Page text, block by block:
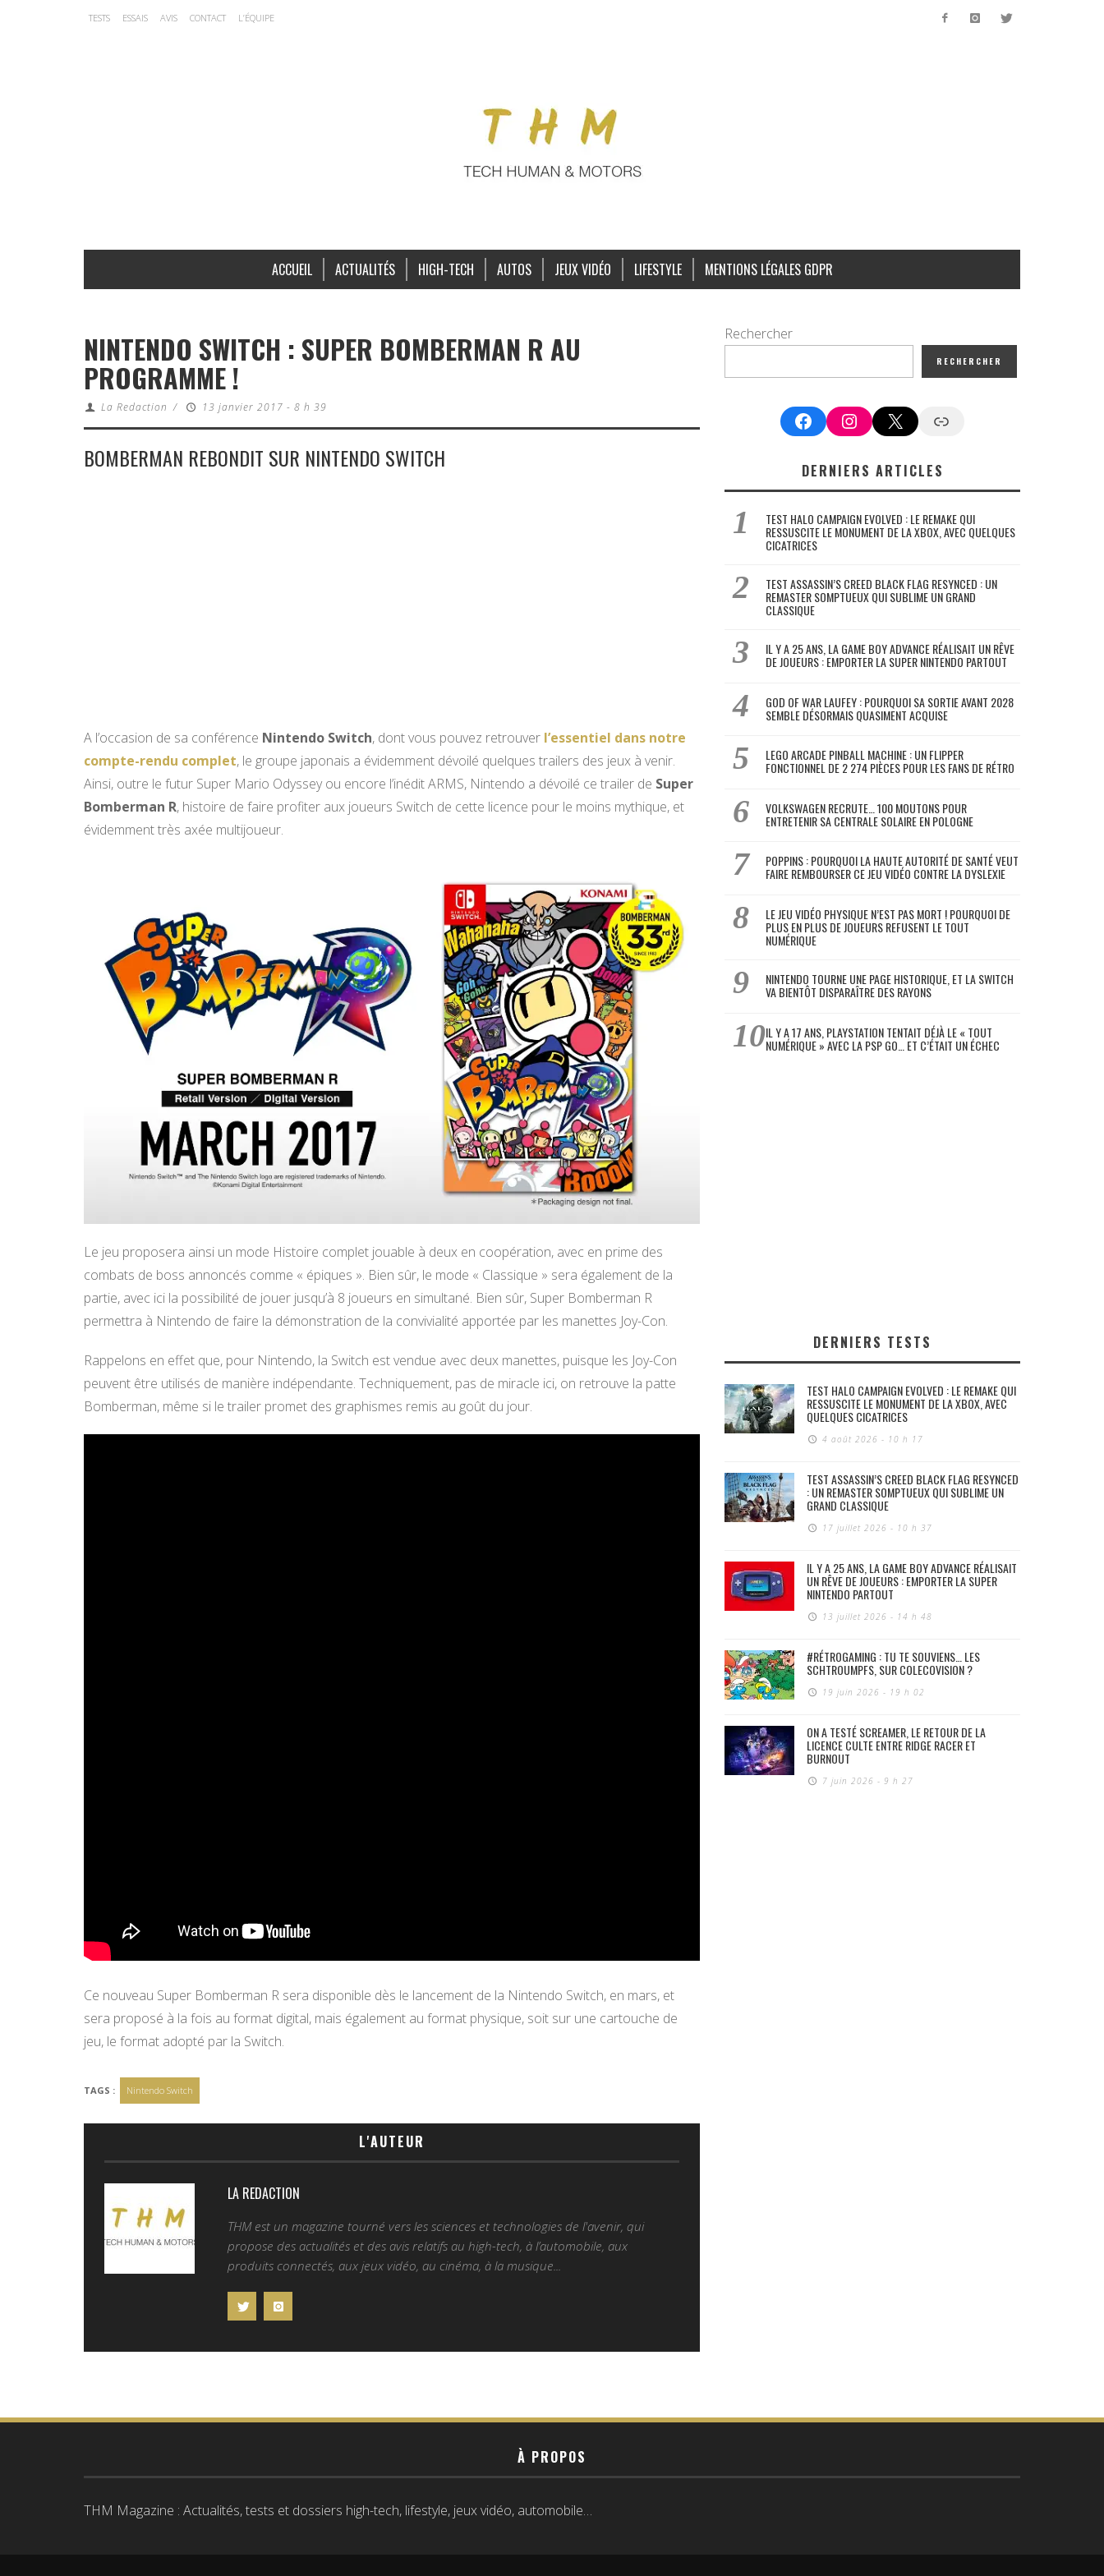
TESTS ESSAIS AVIS CONTACT L’ÉQUIPE
ACCUEIL ACTUALITÉS HIGH-TECH AUTOS JEUX VIDÉO LIFESTYLE MENTIONS LÉGALES GDPR
NINTENDO SWITCH : SUPER BOMBERMAN R AU
PROGRAMME !
La Redaction / 13 janvier 2017 - 8 h 39
BOMBERMAN REBONDIT SUR NINTENDO SWITCH
A l’occasion de sa conférence Nintendo Switch, dont vous pouvez retrouver l’essentiel dans notre
compte-rendu complet, le groupe japonais a évidemment dévoilé quelques trailers des jeux à venir.
Ainsi, outre le futur Super Mario Odyssey ou encore l’inédit ARMS, Nintendo a dévoilé ce trailer de Super
Bomberman R, histoire de faire profiter aux joueurs Switch de cette licence pour le moins mythique, et
évidemment très axée multijoueur.
Le jeu proposera ainsi un mode Histoire complet jouable à deux en coopération, avec en prime des
combats de boss annoncés comme « épiques ». Bien sûr, le mode « Classique » sera également de la
partie, avec ici la possibilité de jouer jusqu’à 8 joueurs en simultané. Bien sûr, Super Bomberman R
permettra à Nintendo de faire la démonstration de la convivialité apportée par les manettes Joy-Con.
Rappelons en effet que, pour Nintendo, la Switch est vendue avec deux manettes, puisque les Joy-Con
peuvent être utilisés de manière indépendante. Techniquement, pas de miracle ici, on retrouve la patte
Bomberman, même si le trailer promet des graphismes remis au goût du jour.
Ce nouveau Super Bomberman R sera disponible dès le lancement de la Nintendo Switch, en mars, et
sera proposé à la fois au format digital, mais également au format physique, soit sur une cartouche de
jeu, le format adopté par la Switch.
TAGS : Nintendo Switch
L'AUTEUR
LA REDACTION
THM est un magazine tourné vers les sciences et technologies de l'avenir, qui
propose des actualités et des avis relatifs au high-tech, à l’automobile, aux
produits connectés, aux jeux vidéo, au cinéma, à la musique...
Rechercher
RECHERCHER
FacebookInstagram
X Google News
DERNIERS ARTICLES
TEST HALO CAMPAIGN EVOLVED : LE REMAKE QUI
RESSUSCITE LE MONUMENT DE LA XBOX, AVEC QUELQUES
CICATRICES
TEST ASSASSIN’S CREED BLACK FLAG RESYNCED : UN
REMASTER SOMPTUEUX QUI SUBLIME UN GRAND
CLASSIQUE
IL Y A 25 ANS, LA GAME BOY ADVANCE RÉALISAIT UN RÊVE
DE JOUEURS : EMPORTER LA SUPER NINTENDO PARTOUT
GOD OF WAR LAUFEY : POURQUOI SA SORTIE AVANT 2028
SEMBLE DÉSORMAIS QUASIMENT ACQUISE
LEGO ARCADE PINBALL MACHINE : UN FLIPPER
FONCTIONNEL DE 2 274 PIÈCES POUR LES FANS DE RÉTRO
VOLKSWAGEN RECRUTE… 100 MOUTONS POUR
ENTRETENIR SA CENTRALE SOLAIRE EN POLOGNE
POPPINS : POURQUOI LA HAUTE AUTORITÉ DE SANTÉ VEUT
FAIRE REMBOURSER CE JEU VIDÉO CONTRE LA DYSLEXIE
LE JEU VIDÉO PHYSIQUE N’EST PAS MORT ! POURQUOI DE
PLUS EN PLUS DE JOUEURS REFUSENT LE TOUT
NUMÉRIQUE
NINTENDO TOURNE UNE PAGE HISTORIQUE, ET LA SWITCH
VA BIENTÔT DISPARAÎTRE DES RAYONS
IL Y A 17 ANS, PLAYSTATION TENTAIT DÉJÀ LE « TOUT
NUMÉRIQUE » AVEC LA PSP GO… ET C’ÉTAIT UN ÉCHEC
DERNIERS TESTS
TEST HALO CAMPAIGN EVOLVED : LE REMAKE QUI
RESSUSCITE LE MONUMENT DE LA XBOX, AVEC
QUELQUES CICATRICES
4 août 2026 - 10 h 17
TEST ASSASSIN’S CREED BLACK FLAG RESYNCED
: UN REMASTER SOMPTUEUX QUI SUBLIME UN
GRAND CLASSIQUE
17 juillet 2026 - 10 h 37
IL Y A 25 ANS, LA GAME BOY ADVANCE RÉALISAIT
UN RÊVE DE JOUEURS : EMPORTER LA SUPER
NINTENDO PARTOUT
13 juillet 2026 - 14 h 48
#RÉTROGAMING : TU TE SOUVIENS… LES
SCHTROUMPFS, SUR COLECOVISION ?
19 juin 2026 - 19 h 02
ON A TESTÉ SCREAMER, LE RETOUR DE LA
LICENCE CULTE ENTRE RIDGE RACER ET
BURNOUT
7 juin 2026 - 9 h 27
À PROPOS
THM Magazine : Actualités, tests et dossiers high-tech, lifestyle, jeux vidéo, automobile…